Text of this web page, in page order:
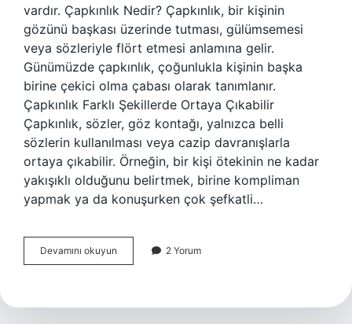
vardır. Çapkınlık Nedir? Çapkınlık, bir kişinin
gözünü başkası üzerinde tutması, gülümsemesi
veya sözleriyle flört etmesi anlamına gelir.
Günümüzde çapkınlık, çoğunlukla kişinin başka
birine çekici olma çabası olarak tanımlanır.
Çapkınlık Farklı Şekillerde Ortaya Çıkabilir
Çapkınlık, sözler, göz kontağı, yalnızca belli
sözlerin kullanılması veya cazip davranışlarla
ortaya çıkabilir. Örneğin, bir kişi ötekinin ne kadar
yakışıklı olduğunu belirtmek, birine kompliman
yapmak ya da konuşurken çok şefkatli…
Devamını okuyun Çapkınlık
yapmak
2 Yorum